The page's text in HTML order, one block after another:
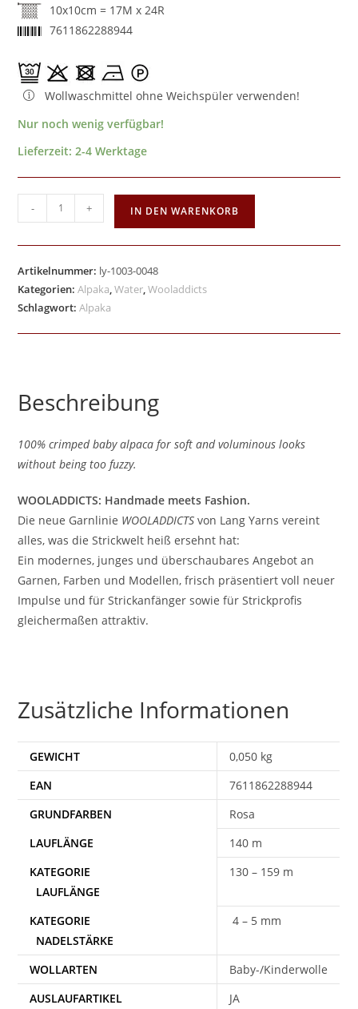
10x10cm = 17M x 24R
7611862288944
Wollwaschmittel ohne Weichspüler verwenden!
Nur noch wenig verfügbar!
Lieferzeit:2-4 Werktage
- + IN DEN WARENKORB
Artikelnummer: ly-1003-0048
Kategorien:Alpaka ,Water ,Wooladdicts
Schlagwort:Alpaka
Beschreibung
100% crimped baby alpaca for soft and voluminous looks
without being too fuzzy.
WOOLADDICTS: Handmade meets Fashion.
Die neue Garnlinie WOOLADDICTS von Lang Yarns vereint
alles, was die Strickwelt heiß ersehnt hat:
Ein modernes, junges und überschaubares Angebot an
Garnen, Farben und Modellen, frisch präsentiert voll neuer
Impulse und für Strickanfänger sowie für Strickprofis
gleichermaßen attraktiv.
Zusätzliche Informationen
GEWICHT
0,050 kg
EAN
7611862288944
Rosa
140 m
130 – 159 m
4 – 5 mm
WOLLARTEN
Baby-/Kinderwolle
AUSLAUFARTIKEL
JA